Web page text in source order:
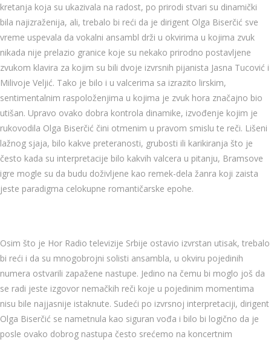
kretanja koja su ukazivala na radost, po prirodi stvari su dinamički
bila najizraženija, ali, trebalo bi reći da je dirigent Olga Biserčić sve
vreme uspevala da vokalni ansambl drži u okvirima u kojima zvuk
nikada nije prelazio granice koje su nekako prirodno postavljene
zvukom klavira za kojim su bili dvoje izvrsnih pijanista Jasna Tucović i
Milivoje Veljić. Tako je bilo i u valcerima sa izrazito lirskim,
sentimentalnim raspoloženjima u kojima je zvuk hora značajno bio
utišan. Upravo ovako dobra kontrola dinamike, izvođenje kojim je
rukovodila Olga Biserčić čini otmenim u pravom smislu te reči. Lišeni
lažnog sjaja, bilo kakve preteranosti, grubosti ili karikiranja što je
često kada su interpretacije bilo kakvih valcera u pitanju, Bramsove
igre mogle su da budu doživljene kao remek-dela žanra koji zaista
jeste paradigma celokupne romantičarske epohe.
Osim što je Hor Radio televizije Srbije ostavio izvrstan utisak, trebalo
bi reći i da su mnogobrojni solisti ansambla, u okviru pojedinih
numera ostvarili zapažene nastupe. Jedino na čemu bi moglo još da
se radi jeste izgovor nemačkih reči koje u pojedinim momentima
nisu bile najjasnije istaknute. Sudeći po izvrsnoj interpretaciji, dirigent
Olga Biserčić se nametnula kao siguran vođa i bilo bi logično da je
posle ovako dobrog nastupa često srećemo na koncertnim